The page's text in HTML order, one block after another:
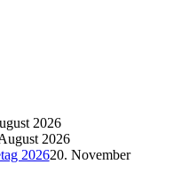
2026
2026
202620. November